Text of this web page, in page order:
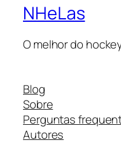
NHeLas
O melhor do
Blog
Sobre
Perguntas
Autores